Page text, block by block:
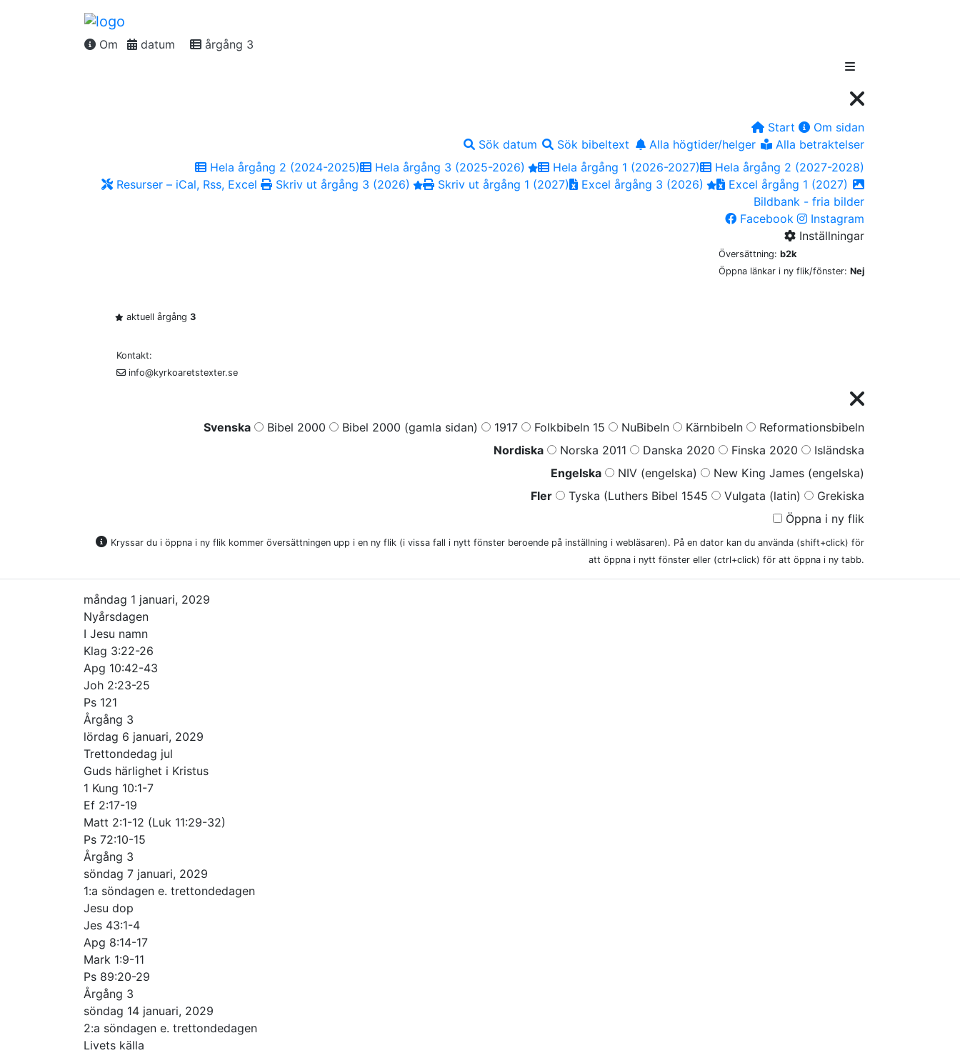
Om datum årgång 3
Start
Om sidan
Sök datum
Sök bibeltext Alla högtider/helger
Alla betraktelser
Hela årgång 2 (2024-2025)
Hela årgång 3 (2025-2026) Hela årgång 1 (2026-2027)
Hela årgång 2 (2027-2028)
Resurser – iCal, Rss, Excel
Skriv ut årgång 3 (2026) Skriv ut årgång 1 (2027) Excel årgång 3 (2026)
Excel årgång 1 (2027)
Bildbank - fria bilder
Facebook
Instagram
Inställningar
Översättning: b2k
Öppna länkar i ny flik/fönster: Nej
aktuell årgång 3
Kontakt:
info@kyrkoaretstexter.se
Svenska Bibel 2000 Bibel 2000 (gamla sidan) 1917 Folkbibeln 15 NuBibeln Kärnbibeln
Reformationsbibeln
Nordiska
Norska 2011 Danska 2020 Finska 2020
Isländska
Engelska
NIV (engelska)
New King James (engelska)
Fler
Tyska (Luthers Bibel 1545 Vulgata (latin)
Grekiska
Öppna i ny flik
Kryssar du i öppna i ny flik kommer översättningen upp i en ny flik (i vissa fall i nytt fönster beroende på inställning i webläsaren). På en dator kan du använda (shift+click) för
att öppna i nytt fönster eller (ctrl+click) för att öppna i ny tabb.
måndag 1 januari, 2029
Nyårsdagen
I Jesu namn
Klag 3:22-26
Apg 10:42-43
Joh 2:23-25
Ps 121
Årgång 3
lördag 6 januari, 2029
Trettondedag jul
Guds härlighet i Kristus
1 Kung 10:1-7
Ef 2:17-19
Matt 2:1-12 (Luk 11:29-32)
Ps 72:10-15
Årgång 3
söndag 7 januari, 2029
1:a söndagen e. trettondedagen
Jesu dop
Jes 43:1-4
Apg 8:14-17
Mark 1:9-11
Ps 89:20-29
Årgång 3
söndag 14 januari, 2029
2:a söndagen e. trettondedagen
Livets källa